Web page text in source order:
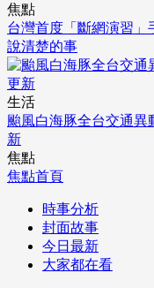
焦點
台灣首度「斷網演習」
說清楚的事
生活
颱風白海豚全台交通異
新
焦點
焦點首頁
時事分析
封面故事
今日最新
大家都在看